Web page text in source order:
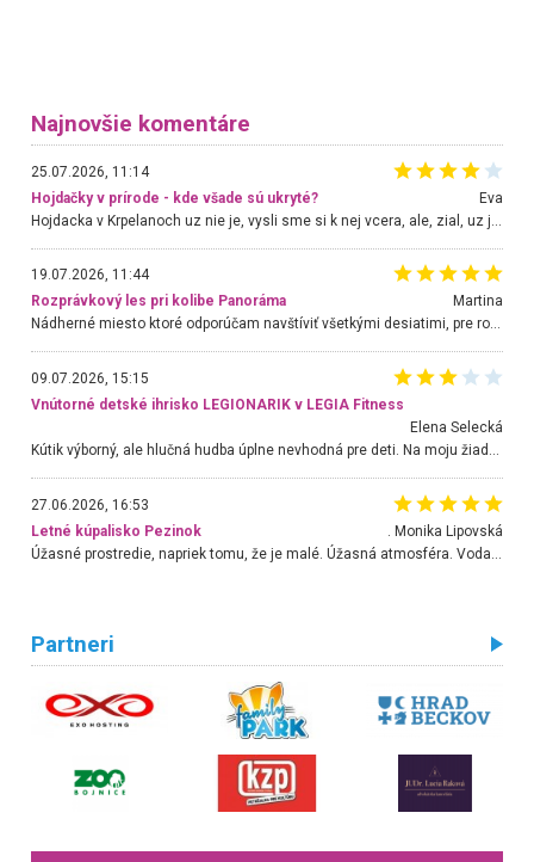
Najnovšie komentáre
25.07.2026, 11:14
Hojdačky v prírode - kde všade sú ukryté?
Eva
19.07.2026, 11:44
Rozprávkový les pri kolibe Panoráma
Martina
Nádherné miesto ktoré odporúčam navštíviť všetkými desiatimi, pre rodiny s deťmi, dôchodcom... Proste a jednoducho ozaj rozprávkový les.. určite ešte prídeme. Odniesli sme si na pamiatku krásne tričká,
09.07.2026, 15:15
Vnútorné detské ihrisko LEGIONARIK v LEGIA Fitness
Elena Selecká
Kútik výborný, ale hlučná hudba úplne nevhodná pre deti. Na moju žiadosť o aspoň sušenie nereagovali.
27.06.2026, 16:53
Letné kúpalisko Pezinok
. Monika Lipovská
Partneri